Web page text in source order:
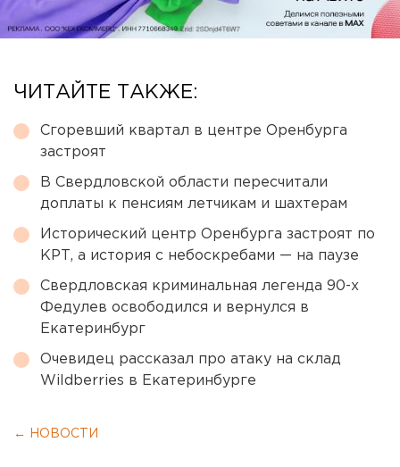
ЧИТАЙТЕ ТАКЖЕ:
Сгоревший квартал в центре Оренбурга
застроят
В Свердловской области пересчитали
доплаты к пенсиям летчикам и шахтерам
Исторический центр Оренбурга застроят по
КРТ, а история с небоскребами — на паузе
Свердловская криминальная легенда 90-х
Федулев освободился и вернулся в
Екатеринбург
Очевидец рассказал про атаку на склад
Wildberries в Екатеринбурге
← НОВОСТИ